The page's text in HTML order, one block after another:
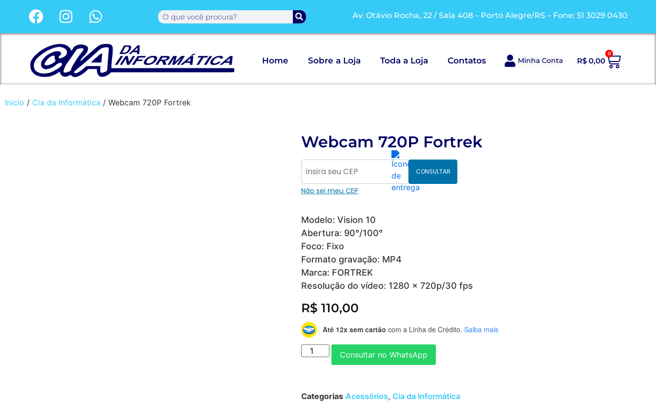
Av. Otávio Rocha, 22 / Sala 408 – Porto Alegre/RS – Fone: 51 3029 0430
Home Sobre a Loja Toda a Loja Contatos Minha Conta R$ 0,00
0
Início / Cia da Informática / Webcam 720P Fortrek
Webcam 720P Fortrek
CONSULTAR
Não sei meu CEP
Modelo: Vision 10
Abertura: 90°/100°
Foco: Fixo
Formato gravação: MP4
Marca: FORTREK
Resolução do vídeo: 1280 x 720p/30 fps
R$ 110,00
Até 12x sem cartão com a Linha de Crédito. Saiba mais
Consultar no WhatsApp
Categorias Acessórios, Cia da Informática